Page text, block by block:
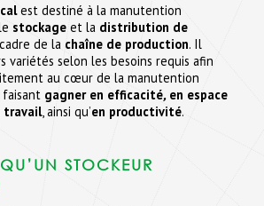
est destiné à la manutention
stockage et la distribution de
de la chaîne de production. Il
variétés selon les besoins requis afin
au cœur de la manutention
gagner en efficacité, en espace
travail, ainsi qu’en productivité.
STOCKEUR